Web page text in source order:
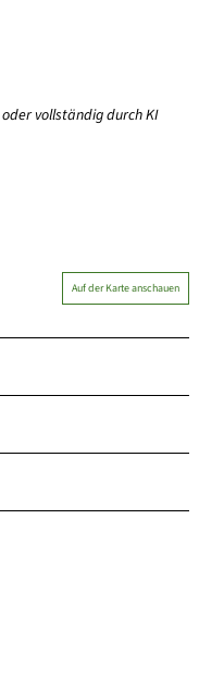
vollständig durch KI
Auf der Karte anschauen